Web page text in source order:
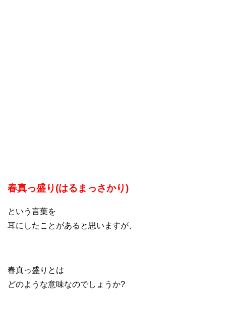
春真っ盛り(はるまっさかり)
という言葉を
耳にしたことがあると思いますが、
春真っ盛りとは
どのような意味なのでしょうか?